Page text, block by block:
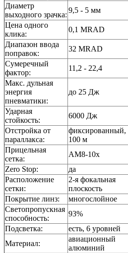
Диаметр
выходного зрачка:
9,5 - 5 мм
Цена одного
клика:
0,1 MRAD
Диапазон ввода
поправок:
32 MRAD
Сумеречный
фактор:
11,2 - 22,4
Макс. дульная
энергия
пневматики:
до 25 Дж
Ударная
стойкость:
6000 Дж
Отстройка от
параллакса:
фиксированный,
100 м
Прицельная
сетка:
AM8-10x
Zero Stop:
да
Расположение
сетки:
2-я фокальная
плоскость
Покрытие линз:
многослойное
Светопропускная
способность:
93%
Подсветка:
есть, 6 уровней
Материал:
авиационный
алюминий